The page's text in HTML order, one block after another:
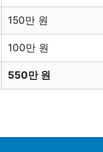
150만 원
100만 원
550만 원